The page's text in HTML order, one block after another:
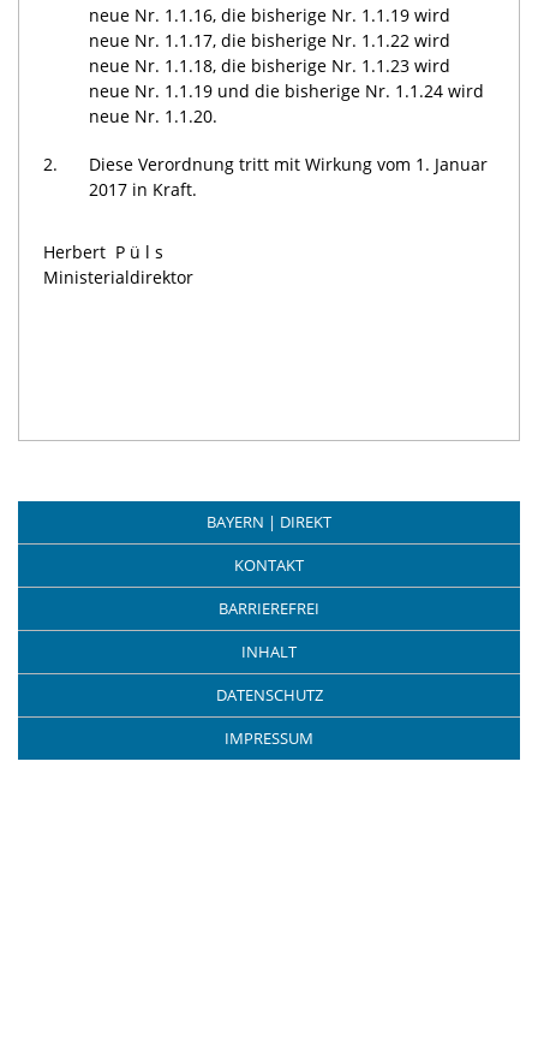
neue Nr. 1.1.16, die bisherige Nr. 1.1.19 wird
neue Nr. 1.1.17, die bisherige Nr. 1.1.22 wird
neue Nr. 1.1.18, die bisherige Nr. 1.1.23 wird
neue Nr. 1.1.19 und die bisherige Nr. 1.1.24 wird
neue Nr. 1.1.20.
2.
Diese Verordnung tritt mit Wirkung vom 1. Januar
2017 in Kraft.
Herbert Püls
Ministerialdirektor
BAYERN | DIREKT
KONTAKT
BARRIEREFREI
INHALT
DATENSCHUTZ
IMPRESSUM